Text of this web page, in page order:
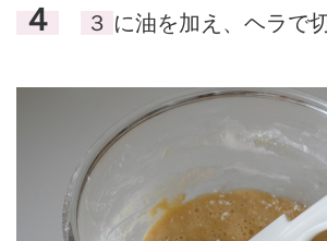
４ ３ に油を加え、ヘラで